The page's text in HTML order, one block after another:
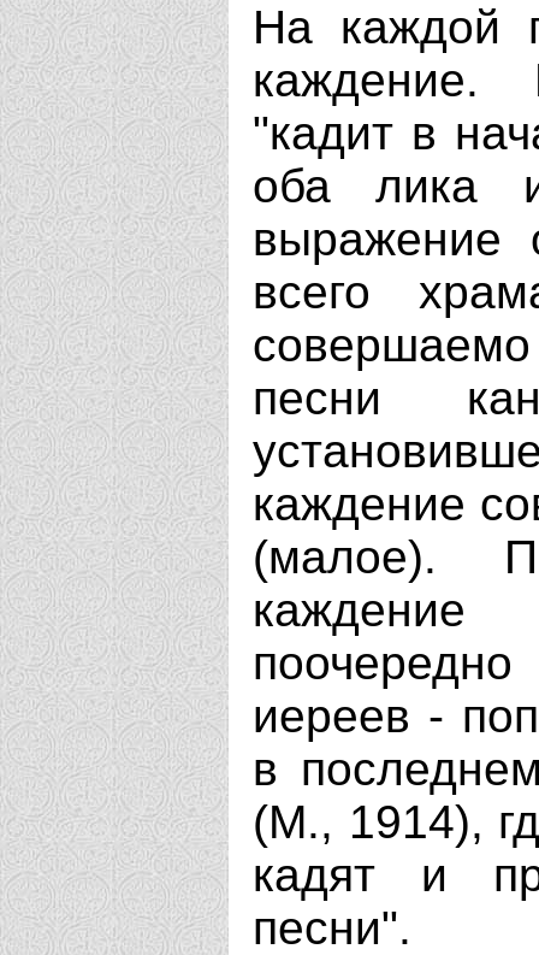
На каждой
каждение.
"кадит в
оба лика
выражение
всего
песни
каждение
(малое).
иереев -
в
(М., 1914),
кадят и
песни".